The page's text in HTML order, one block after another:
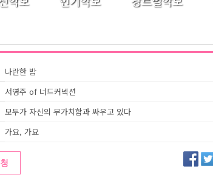
나란한 밤
서영주 of 너드커넥션
모두가 자신의 무가치함과 싸우고 있다
가요, 가요